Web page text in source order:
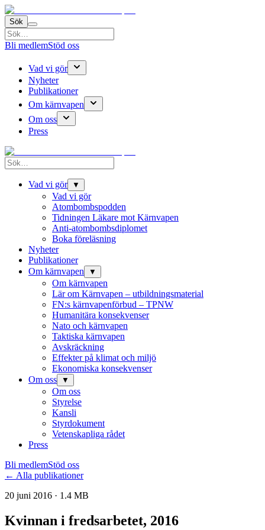
Sök
Bli medlemStöd oss
Vad vi gör
Nyheter
Publikationer
Om kärnvapen
Om oss
Press
Vad vi gör ▼
Vad vi gör
Atombombspodden
Tidningen Läkare mot Kärnvapen
Anti-atombombsdiplomet
Boka föreläsning
Nyheter
Publikationer
Om kärnvapen
▼
Om kärnvapen
Lär om Kärnvapen – utbildningsmaterial
FN:s kärnvapenförbud – TPNW
Humanitära konsekvenser
Nato och kärnvapen
Taktiska kärnvapen
Avskräckning
Effekter på klimat och miljö
Ekonomiska konsekvenser
Om oss
▼
Om oss
Styrelse
Kansli
Styrdokument
Vetenskapliga rådet
Press
Bli medlemStöd oss
← Alla publikationer
20 juni 2016 · 1.4 MB
Kvinnan i fredsarbetet, 2016